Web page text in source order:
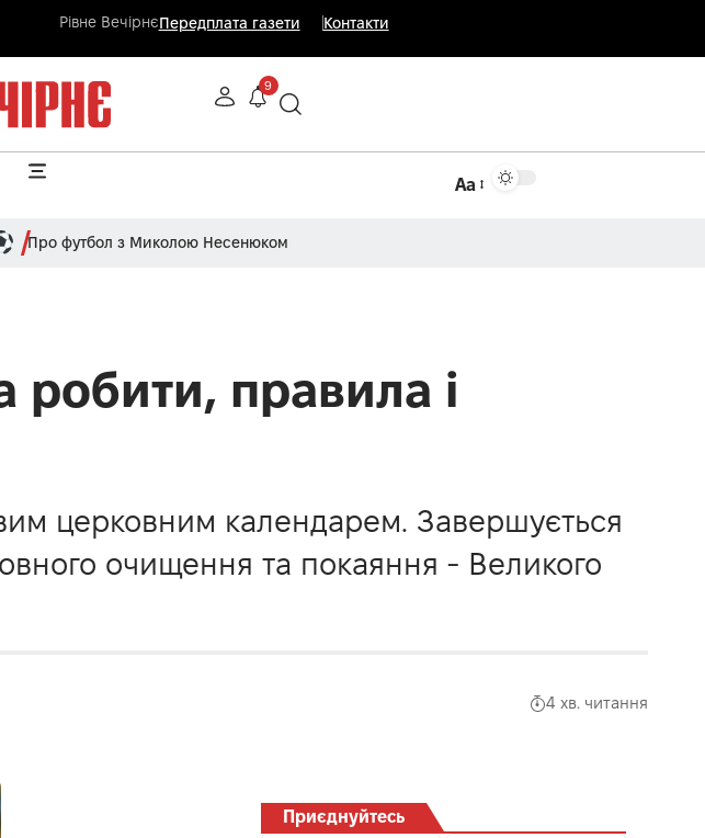
Рівне ВечірнєПередплата газети Контакти
9
Аа
Про футбол з Миколою Несенюком
правила і
церковним календарем. Завершується
очищення та покаяння - Великого
4 хв. читання
Приєднуйтесь